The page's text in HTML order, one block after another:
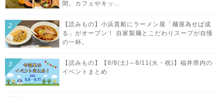
間。カフェやキッ...
【読みもの】小浜貴船にラーメン屋「麺屋為せば成
る」がオープン！ 自家製麺とこだわりスープが自慢
の一杯。
【読みもの】【8/8(土)～8/11(火・祝)】福井県内の
イベントまとめ